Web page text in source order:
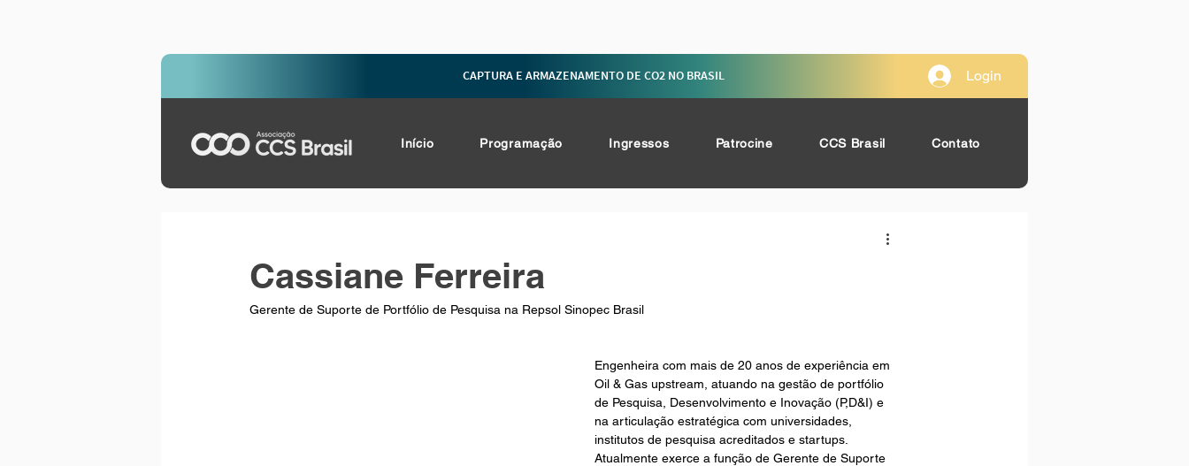
CAPTURA E ARMAZENAMENTO DE CO2 NO BRASIL Login
Início Programação Ingressos Patrocine CCS Brasil Contato
Cassiane Ferreira
Gerente de Suporte de Portfólio de Pesquisa na Repsol Sinopec Brasil
Engenheira com mais de 20 anos de experiência em
Oil & Gas upstream, atuando na gestão de portfólio
de Pesquisa, Desenvolvimento e Inovação (P,D&I) e
na articulação estratégica com universidades,
institutos de pesquisa acreditados e startups.
Atualmente exerce a função de Gerente de Suporte